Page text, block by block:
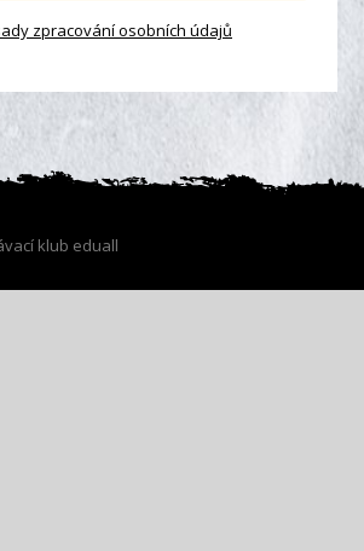
zpracování osobních údajů
klub eduall